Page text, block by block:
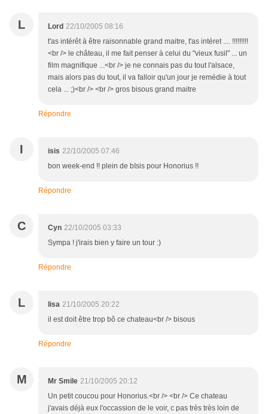
L Lord 22/10/2005 08:16
t'as intérêt à être raisonnable grand maitre, t'as intéret .... !!!!!!!!!
<br /> le château, il me fait penser à celui du "vieux fusil" ... un
film magnifique ...<br /> je ne connais pas du tout l'alsace,
mais alors pas du tout, il va falloir qu'un jour je remédie à tout
cela ... ;)<br /> <br /> gros bisous grand maitre
Répondre
I isis 22/10/2005 07:46
bon week-end !! plein de bIsis pour Honorius !!
Répondre
C Cyn 22/10/2005 03:33
Sympa ! j'irais bien y faire un tour :)
Répondre
L lisa 21/10/2005 20:22
il est doit être trop bô ce chateau<br /> bisous
Répondre
M Mr Smile 21/10/2005 20:12
Un petit coucou pour Honorius.<br /> <br /> Ce chateau
j'avais déjà eux l'occassion de le voir, c pas très très loin de